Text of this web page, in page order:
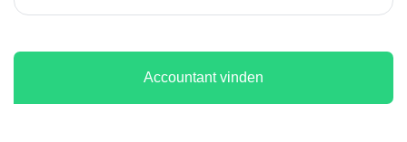
Accountant vinden